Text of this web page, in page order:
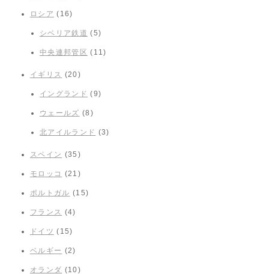
ロシア (16)
シベリア鉄道 (5)
中央連邦管区 (11)
イギリス (20)
イングランド (9)
ウェールズ (8)
北アイルランド (3)
スペイン (35)
モロッコ (21)
ポルトガル (15)
フランス (4)
ドイツ (15)
ベルギー (2)
オランダ (10)